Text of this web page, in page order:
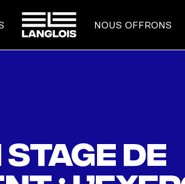
ACCUEIL
NOUS OFFRONS
stage de